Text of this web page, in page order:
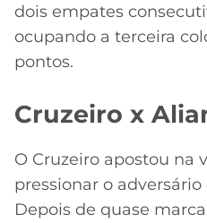
dois empates
ocupando a terceira
pontos.
Cruzeiro x
O Cruzeiro apostou na
pressionar o
Depois de quase